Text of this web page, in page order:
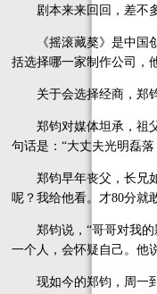
剧本来来回回，差不多
《摇滚藏獒》是中国创
括选择哪一家制作公司，
关于会选择经商，郑钧
郑钧对媒体坦承，祖父
句话是：“大丈夫光明磊
郑钧早年丧父，长兄如
呢？我给他看。才80分就
郑钧说，“哥哥对我的
一个人，会怀疑自己。他
现如今的郑钧，周一到